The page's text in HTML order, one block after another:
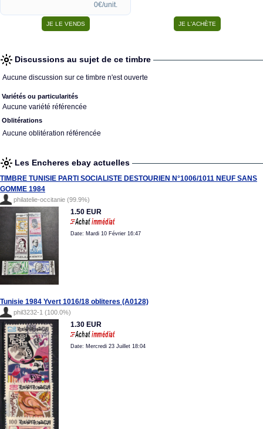
0€/unit.
Discussions au sujet de ce timbre
Aucune discussion sur ce timbre n'est ouverte
Variétés ou particularités
Aucune variété référencée
Oblitérations
Aucune oblitération référencée
Les Encheres ebay actuelles
TIMBRE TUNISIE PARTI SOCIALISTE DESTOURIEN N°1006/1011 NEUF SANS
GOMME 1984
philatelie-occitanie (99.9%)
1.50 EUR
Date: Mardi 10 Février 16:47
Tunisie 1984 Yvert 1016/18 obliteres (A0128)
phil3232-1 (100.0%)
1.30 EUR
Date: Mercredi 23 Juillet 18:04